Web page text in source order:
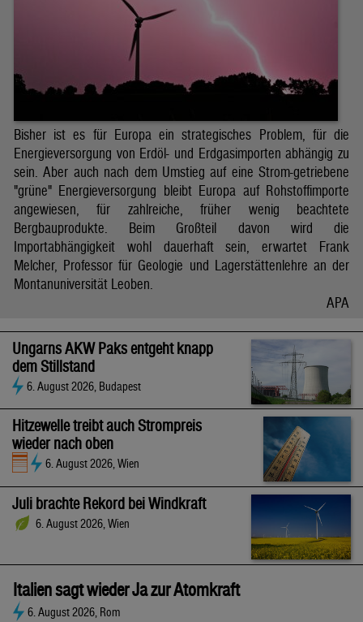
Bisher ist es für Europa ein strategisches Problem, für die
Energieversorgung von Erdöl- und Erdgasimporten abhängig zu
sein. Aber auch nach dem Umstieg auf eine Strom-getriebene
"grüne" Energieversorgung bleibt Europa auf Rohstoffimporte
angewiesen, für zahlreiche, früher wenig beachtete
Bergbauprodukte. Beim Großteil davon wird die
Importabhängigkeit wohl dauerhaft sein, erwartet Frank
Melcher, Professor für Geologie und Lagerstättenlehre an der
Montanuniversität Leoben.
APA
Ungarns AKW Paks entgeht knapp
dem Stillstand
6. August 2026, Budapest
Hitzewelle treibt auch Strompreis
wieder nach oben
6. August 2026, Wien
Juli brachte Rekord bei Windkraft
6. August 2026, Wien
Italien sagt wieder Ja zur Atomkraft
6. August 2026, Rom